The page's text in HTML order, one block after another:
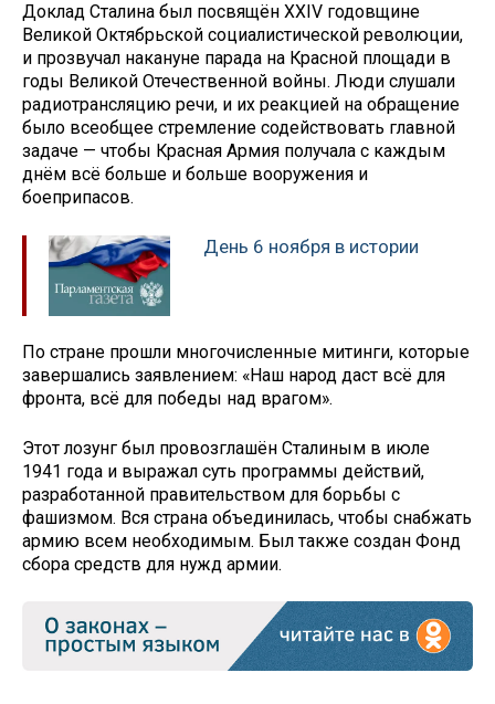
Доклад Сталина был посвящён XXIV годовщине
Великой Октябрьской социалистической революции,
и прозвучал накануне парада на Красной площади в
годы Великой Отечественной войны. Люди слушали
радиотрансляцию речи, и их реакцией на обращение
было всеобщее стремление содействовать главной
задаче — чтобы Красная Армия получала с каждым
днём всё больше и больше вооружения и
боеприпасов.
День 6 ноября в истории
По стране прошли многочисленные митинги, которые
завершались заявлением: «Наш народ даст всё для
фронта, всё для победы над врагом».
Этот лозунг был провозглашён Сталиным в июле
1941 года и выражал суть программы действий,
разработанной правительством для борьбы с
фашизмом. Вся страна объединилась, чтобы снабжать
армию всем необходимым. Был также создан Фонд
сбора средств для нужд армии.